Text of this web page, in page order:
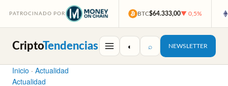
PATROCINADO POR BTC$64.333,00▼ 0,5%
CriptoTendencias ◐ ⌕ NEWSLETTER
Inicio · Actualidad
Actualidad